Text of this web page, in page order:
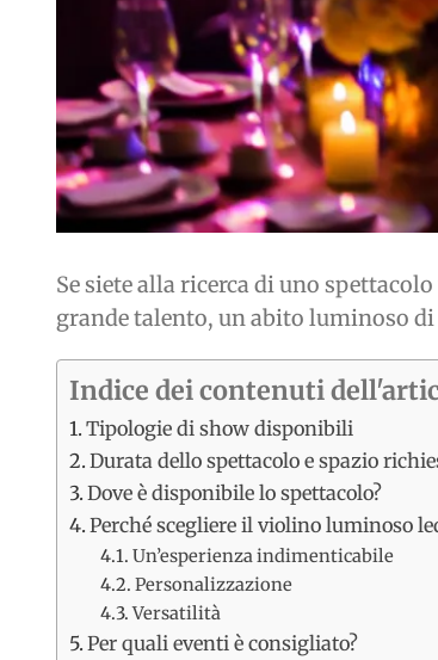
Se siete alla ricerca di uno
grande talento, un abito luminoso
Indice dei contenuti
Tipologie di show disponibili
Durata dello spettacolo e spazio
Dove è disponibile lo spettacolo?
Perché scegliere il violino luminoso
Un’esperienza indimenticabile
Personalizzazione
Versatilità
Per quali eventi è consigliato?